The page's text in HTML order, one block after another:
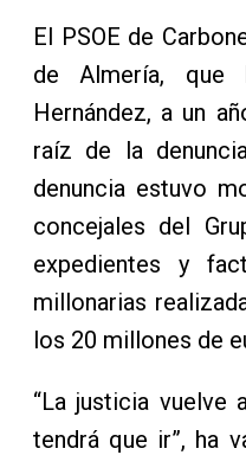
El PSOE de
de Almería, que
Hernández, a un
raíz de la
denuncia estuvo
concejales del
expedientes y
millonarias
los 20 millones de
“La justicia vuelve
tendrá que ir”, ha